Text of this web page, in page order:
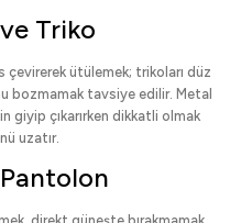
Triko
çevirerek ütülemek; trikoları düz
bozmamak tavsiye edilir. Metal
giyip çıkarırken dikkatli olmak
uzatır.